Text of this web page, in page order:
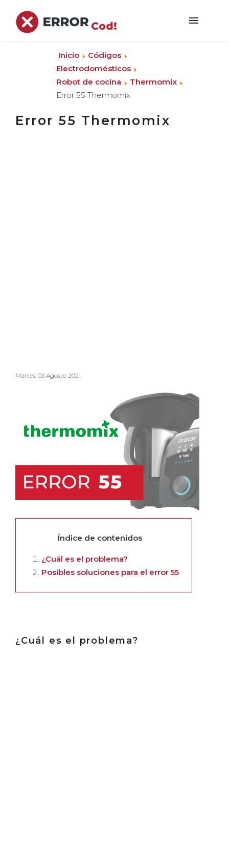
Inicio
Códigos
Electrodomésticos
Robot de cocina
Thermomix
Error 55 Thermomix
Error 55 Thermomix
Martes, 03 Agosto 2021
Índice de contenidos
¿Cuál es el problema?
Posibles soluciones para el error 55
¿Cuál es el problema?